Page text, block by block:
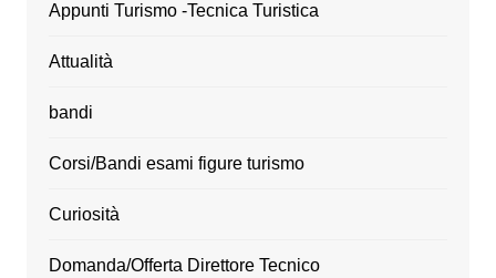
Appunti Turismo -Tecnica Turistica
Attualità
bandi
Corsi/Bandi esami figure turismo
Curiosità
Domanda/Offerta Direttore Tecnico